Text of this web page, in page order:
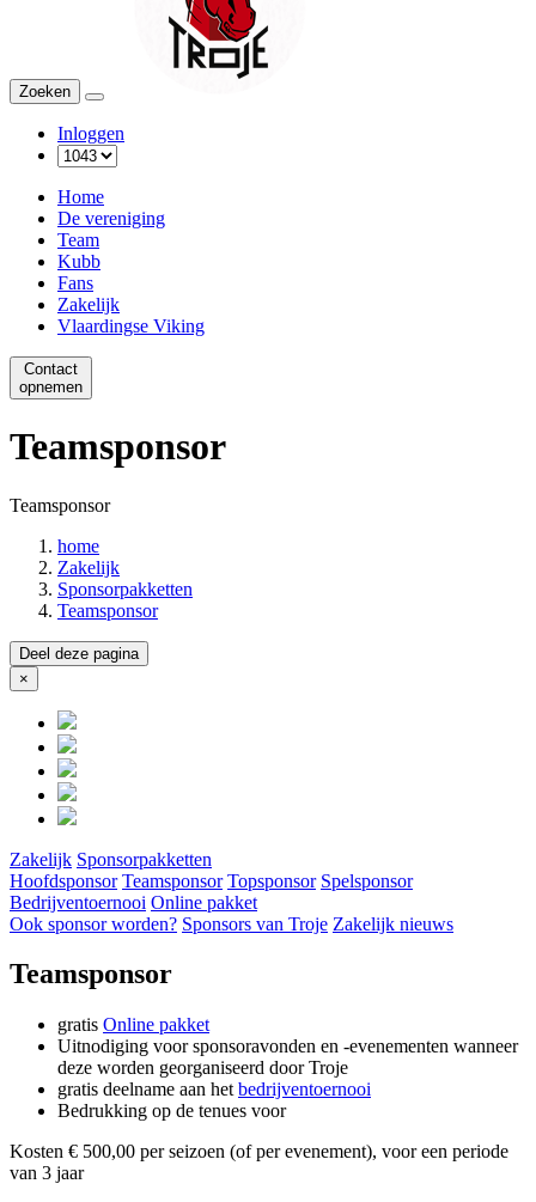
Zoeken
Menu
Inloggen
Home
De vereniging
Team
Kubb
Fans
Zakelijk
Vlaardingse Viking
Contact
opnemen
Teamsponsor
Teamsponsor
home
Zakelijk
Sponsorpakketten
Teamsponsor
Deel deze pagina
×
Close
Zakelijk Sponsorpakketten
Hoofdsponsor Teamsponsor Topsponsor Spelsponsor
Bedrijventoernooi Online pakket
Ook sponsor worden? Sponsors van Troje Zakelijk nieuws
Teamsponsor
gratis Online pakket
Uitnodiging voor sponsoravonden en -evenementen wanneer
deze worden georganiseerd door Troje
gratis deelname aan het bedrijventoernooi
Bedrukking op de tenues voor
Kosten € 500,00 per seizoen (of per evenement), voor een periode
van 3 jaar